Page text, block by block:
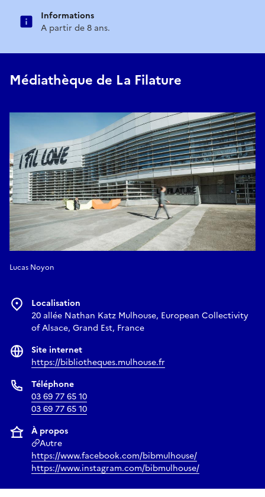
Informations
A partir de 8 ans.
Médiathèque de La Filature
Lucas Noyon
Localisation
20 allée Nathan Katz Mulhouse, European Collectivity
of Alsace, Grand Est, France
Site internet
https://bibliotheques.mulhouse.fr
Téléphone
03 69 77 65 10
03 69 77 65 10
À propos
Autre
https://www.facebook.com/bibmulhouse/
https://www.instagram.com/bibmulhouse/